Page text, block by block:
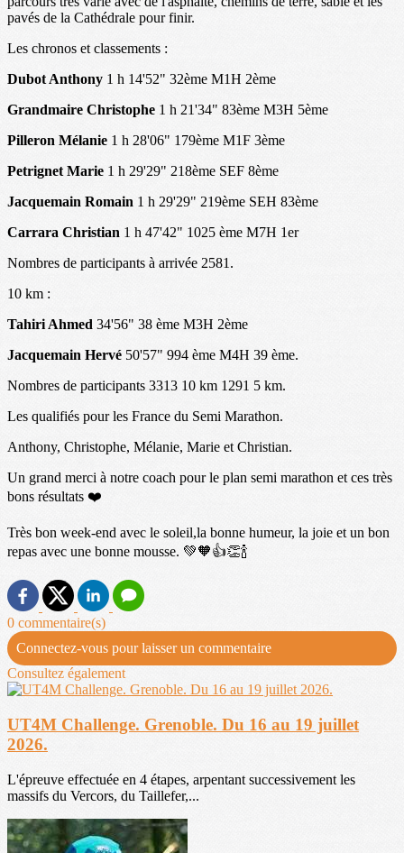
pavés de la Cathédrale pour finir.
Les chronos et classements :
Dubot Anthony 1 h 14'52" 32ème M1H 2ème
Grandmaire Christophe 1 h 21'34" 83ème M3H 5ème
Pilleron Mélanie 1 h 28'06" 179ème M1F 3ème
Petrignet Marie 1 h 29'29" 218ème SEF 8ème
Jacquemain Romain 1 h 29'29" 219ème SEH 83ème
Carrara Christian 1 h 47'42" 1025 ème M7H 1er
Nombres de participants à arrivée 2581.
10 km :
Tahiri Ahmed 34'56" 38 ème M3H 2ème
Jacquemain Hervé 50'57" 994 ème M4H 39 ème.
Nombres de participants 3313 10 km 1291 5 km.
Les qualifiés pour les France du Semi Marathon.
Anthony, Christophe, Mélanie, Marie et Christian.
Un grand merci à notre coach pour le plan semi marathon et ces très
bons résultats ❤️
Très bon week-end avec le soleil,la bonne humeur, la joie et un bon
repas avec une bonne mousse. 💚🧡👍👏🍾
0 commentaire(s)
Connectez-vous pour laisser un commentaire
Consultez également
UT4M Challenge. Grenoble. Du 16 au 19 juillet
2026.
L'épreuve effectuée en 4 étapes, arpentant successivement les
massifs du Vercors, du Taillefer,...